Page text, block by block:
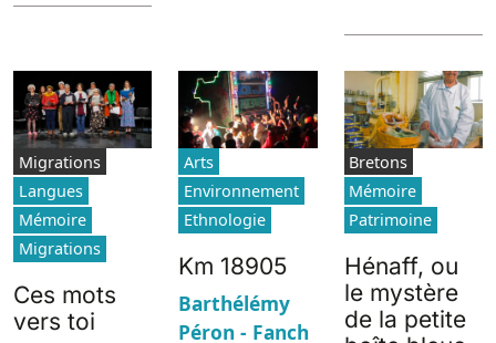
Migrations
Langues
Mémoire
Migrations
Ces mots
vers toi
Arts
Environnement
Ethnologie
Km 18905
Barthélémy
Péron - Fanch
Bretons
Mémoire
Patrimoine
Hénaff, ou
le mystère
de la petite